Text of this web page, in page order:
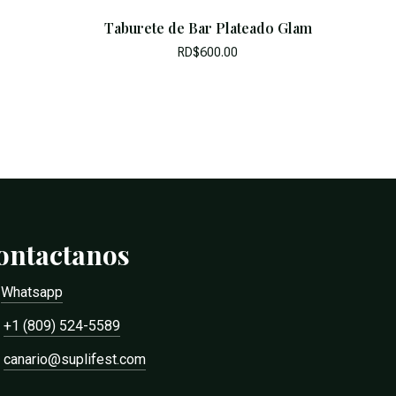
Taburete de Bar Plateado Glam
RD$600.00
Whatsapp
+1 (809) 524-5589
canario@suplifest.com